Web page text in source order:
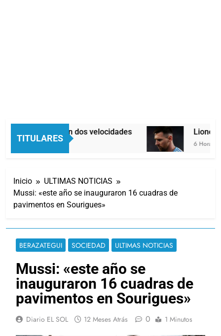
TITULARES
Economía en dos velocidades
6 Horas Atrás
Lionel
6 Horas
Inicio
ULTIMAS NOTICIAS
Mussi: «este año se inauguraron 16 cuadras de
pavimentos en Sourigues»
BERAZATEGUI SOCIEDAD ULTIMAS NOTICIAS
Mussi: «este año se
inauguraron 16 cuadras de
pavimentos en Sourigues»
Diario EL SOL 12 Meses Atrás 0 1 Minutos